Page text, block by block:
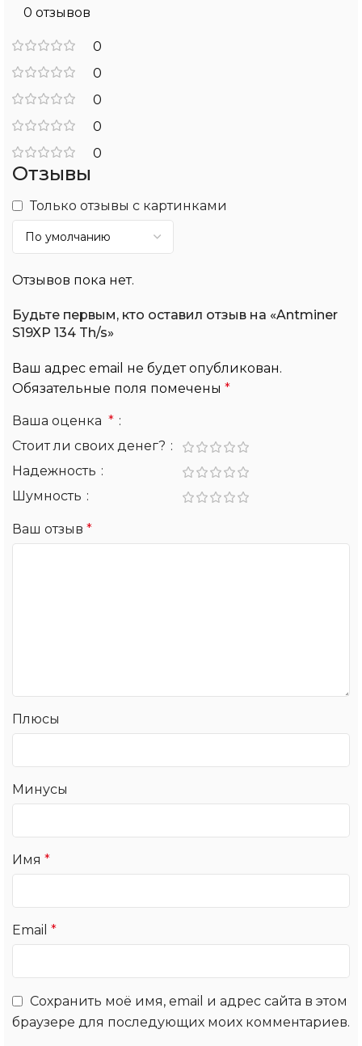
0 отзывов
0
0
0
0
0
Отзывы
Только отзывы с картинками
Отзывов пока нет.
Будьте первым, кто оставил отзыв на «Antminer
S19XP 134 Th/s»
Ваш адрес email не будет опубликован.
Обязательные поля помечены *
Ваша оценка *
Стоит ли своих денег?
Надежность
Шумность
Ваш отзыв *
Плюсы
Минусы
Имя *
Email *
Сохранить моё имя, email и адрес сайта в этом
браузере для последующих моих комментариев.